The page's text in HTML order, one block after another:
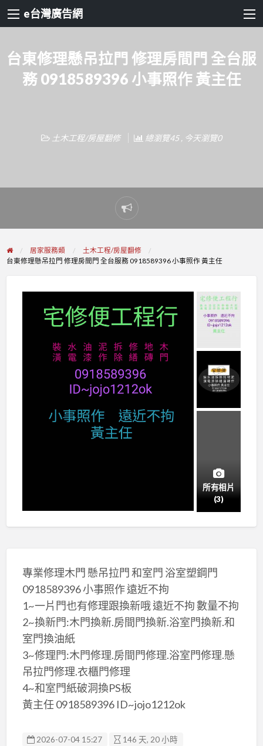
e台灣廣告網
台東修理懸吊拉門 修理房間門 全台服
務 0918589396 小事照作 黃主任
土木工程/房屋翻修 總瀏覽45 , 今天瀏覽0
Report
problem
居家服務類
土木工程/房屋翻修
台東修理懸吊拉門 修理房間門 全台服務 0918589396 小事照作 黃主任
所有相片
(3)
專業修理木門 懸吊拉門 和室門 浴室塑鋼門
0918589396 小事照作 遠近不拘
1~一片門也有修理跟換新哦 遠近不拘 數量不拘
2~換新門:木門換新.房間門換新.浴室門換新.和
室門換油紙
3~修理門:木門修理.房間門修理.浴室門修理.懸
吊拉門修理.衣櫃門修理
4~和室門紙破洞換PS板
黃主任 0918589396 ID~jojo1212ok
2026-07-04 15:27 146 天, 20 小時